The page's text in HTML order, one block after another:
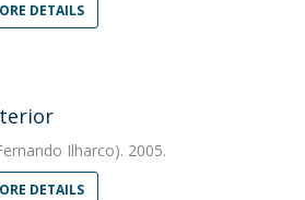
DETAILS
Ilharco). 2005.
DETAILS